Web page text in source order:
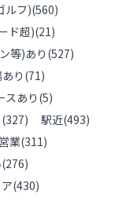
ルフ)(560)
ド超)(21)
等)あり (527)
り(71)
スあり(5)
(327) 駅近(493)
業(311)
(276)
(430)